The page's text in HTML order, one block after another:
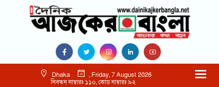
Dhaka
, Friday, 7 August 2026
নিবন্ধন নাম্বারঃ ১১০, কোড নাম্বারঃ ৯২